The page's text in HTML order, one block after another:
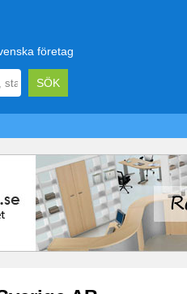
företag